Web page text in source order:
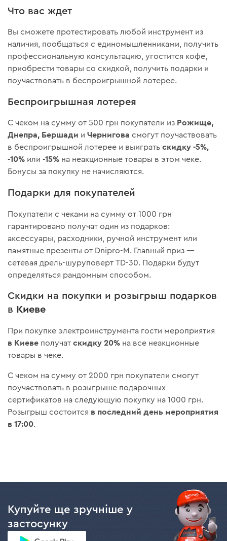
Что вас ждет
Вы сможете протестировать любой инструмент из
наличия, пообщаться с единомышленниками, получить
профессиональную консультацию, угостится кофе,
приобрести товары со скидкой, получить подарки и
поучаствовать в беспроигрышной лотерее.
Беспроигрышная лотерея
С чеком на сумму от 500 грн покупатели из Рожище,
Днепра, Бершади иЧернигова смогут поучаствовать
в беспроигрышной лотерее и выиграть скидку -5%,
-10% или-15% на неакционные товары в этом чеке.
Бонусы за покупку не начисляются.
Подарки для покупателей
Покупатели с чеками на сумму от 1000 грн
гарантировано получат один из подарков:
аксессуары, расходники, ручной инструмент или
памятные презенты от Dnipro-M. Главный приз —
сетевая дрель-шуруповерт TD-30. Подарки будут
определяться рандомным способом.
Скидки на покупки и розыгрыш подарков
в Киеве
При покупке электроинструмента гости мероприятия
в Киеве получат скидку 20% на все неакционные
товары в чеке.
С чеком на сумму от 2000 грн покупатели смогут
поучаствовать в розыгрыше подарочных
сертификатов на следующую покупку на 1000 грн.
Розыгрыш состоится в последний день мероприятия
в17:00.
Купуйте ще зручніше у
застосунку